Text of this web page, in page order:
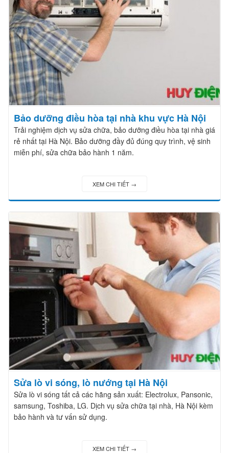
Bảo dưỡng điều hòa tại nhà khu vực Hà Nội
Trải nghiệm dịch vụ sửa chữa, bảo dưỡng điều hòa tại nhà giá
rẻ nhất tại Hà Nội. Bảo dưỡng đầy đủ đúng quy trình, vệ sinh
miễn phí, sửa chữa bảo hành 1 năm.
XEM CHI TIẾT →
Sửa lò vi sóng, lò nướng tại Hà Nội
Sửa lò vi sóng tất cả các hãng sản xuất: Electrolux, Pansonic,
samsung, Toshiba, LG. Dịch vụ sửa chữa tại nhà, Hà Nội kèm
bảo hành và tư vấn sử dụng.
XEM CHI TIẾT →